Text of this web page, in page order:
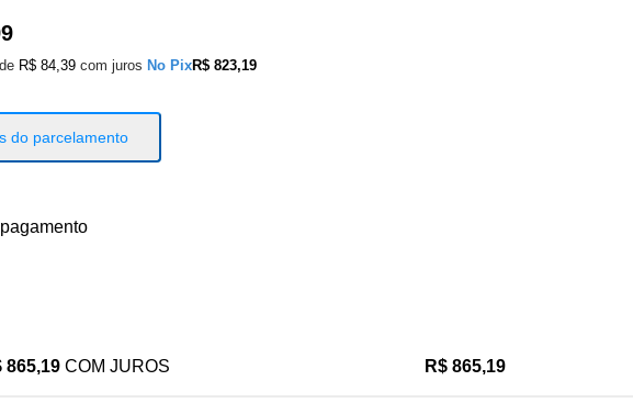
R$ 84,39 com juros No PixR$ 823,19
do parcelamento
865,19 COM JUROS R$ 865,19